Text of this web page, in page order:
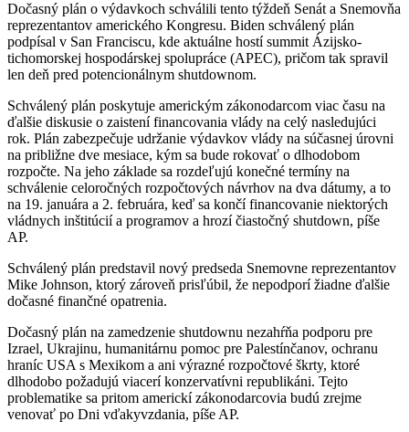
Dočasný plán o výdavkoch schválili tento týždeň Senát a Snemovňa
reprezentantov amerického Kongresu. Biden schválený plán
podpísal v San Franciscu, kde aktuálne hostí summit Ázijsko-
tichomorskej hospodárskej spolupráce (APEC), pričom tak spravil
len deň pred potencionálnym shutdownom.
Schválený plán poskytuje americkým zákonodarcom viac času na
ďalšie diskusie o zaistení financovania vlády na celý nasledujúci
rok. Plán zabezpečuje udržanie výdavkov vlády na súčasnej úrovni
na približne dve mesiace, kým sa bude rokovať o dlhodobom
rozpočte. Na jeho základe sa rozdeľujú konečné termíny na
schválenie celoročných rozpočtových návrhov na dva dátumy, a to
na 19. januára a 2. februára, keď sa končí financovanie niektorých
vládnych inštitúcií a programov a hrozí čiastočný shutdown, píše
AP.
Schválený plán predstavil nový predseda Snemovne reprezentantov
Mike Johnson, ktorý zároveň prisľúbil, že nepodporí žiadne ďalšie
dočasné finančné opatrenia.
Dočasný plán na zamedzenie shutdownu nezahŕňa podporu pre
Izrael, Ukrajinu, humanitárnu pomoc pre Palestínčanov, ochranu
hraníc USA s Mexikom a ani výrazné rozpočtové škrty, ktoré
dlhodobo požadujú viacerí konzervatívni republikáni. Tejto
problematike sa pritom americkí zákonodarcovia budú zrejme
venovať po Dni vďakyvzdania, píše AP.